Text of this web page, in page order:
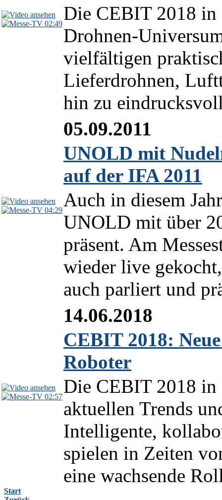
02:49Die CEBIT 2018 in
Drohnen-
vielfältigen
Lieferdrohnen,
hin zu
04:29
05.09.2011
UNOLD mit
auf der IFA 2011
Auch in diesem
UNOLD mit über
präsent. Am
wieder live
auch parliert und
02:57
14.06.2018
CEBIT 2018:
Roboter
Die CEBIT 2018
aktuellen Trends
Intelligente,
spielen in Zeiten
eine wachsende
Start